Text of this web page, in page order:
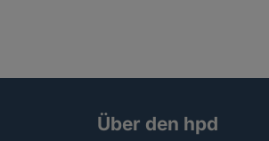
Über den hpd